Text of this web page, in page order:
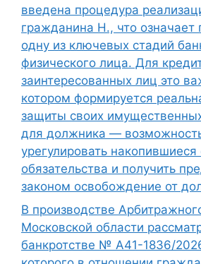
введена процедура
гражданина Н., что означает
одну из ключевых стадий
физического лица. Для
заинтересованных лиц это
котором формируется
защиты своих
для должника —
урегулировать
обязательства и получить
законом освобождение от
В производстве
Московской области
банкротстве № А41-1836/